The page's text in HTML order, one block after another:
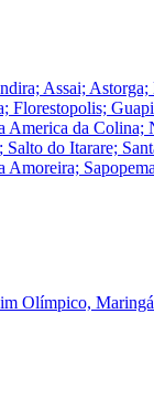
Assai;
Florestopolis;
da Colina;
do Itarare;
Amoreira;
Olímpico,